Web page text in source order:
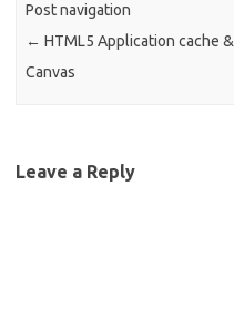
Post navigation
← HTML5 Application cache &
Canvas
Leave a Reply